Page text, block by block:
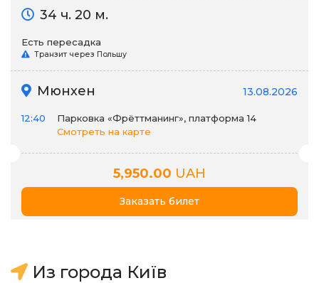
34 ч. 20 м.
Есть пересадка
Транзит через Польшу
Мюнхен 13.08.2026
12:40
Парковка «Фрёттманинг», платформа 14
Смотреть на карте
5,950.00 UAH
Заказать билет
Из города Київ